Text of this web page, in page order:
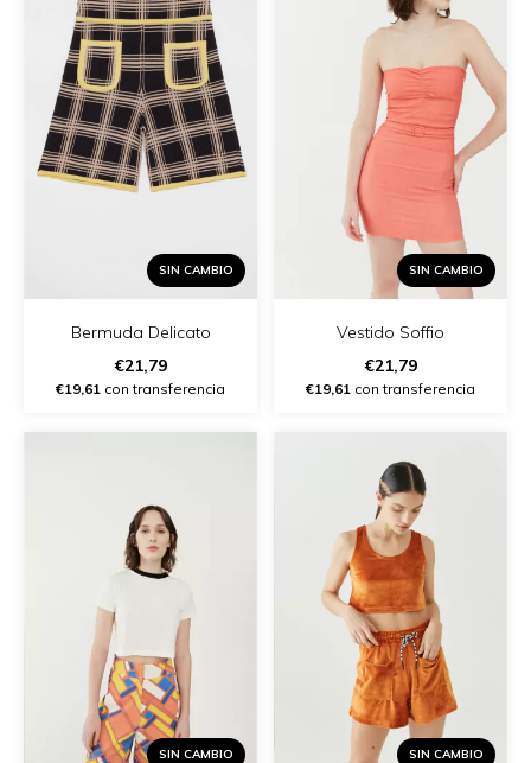
SIN CAMBIO
Bermuda Delicato
€21,79
€19,61 con transferencia
SIN CAMBIO
Vestido Soffio
€21,79
€19,61 con transferencia
SIN CAMBIO SIN CAMBIO